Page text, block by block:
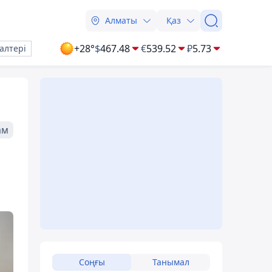
Алматы Қаз
+28°$467.48 €539.52 ₽5.73
Соңғы Танымал